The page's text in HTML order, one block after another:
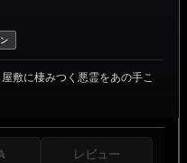
敷に棲みつく悪霊をあの手こ
レビュー